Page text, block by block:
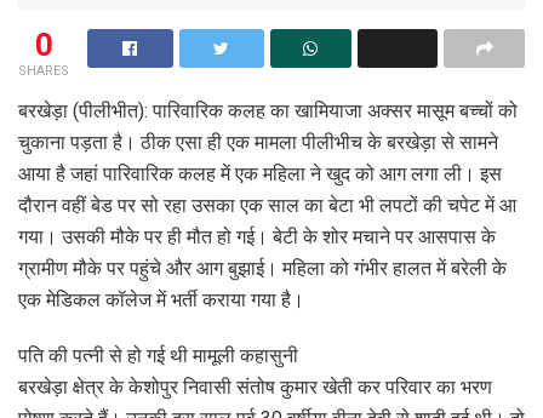
0
SHARES
बरखेड़ा (पीलीभीत): पारिवारिक कलह का खामियाजा अक्सर मासूम बच्चों को
चुकाना पड़ता है। ठीक एसा ही एक मामला पीलीभीच के बरखेड़ा से सामने
आया है जहां पारिवारिक कलह में एक महिला ने खुद को आग लगा ली। इस
दौरान वहीं बेड पर सो रहा उसका एक साल का बेटा भी लपटों की चपेट में आ
गया। उसकी मौके पर ही मौत हो गई। बेटी के शोर मचाने पर आसपास के
ग्रामीण मौके पर पहुंचे और आग बुझाई। महिला को गंभीर हालत में बरेली के
एक मेडिकल कॉलेज में भर्ती कराया गया है।
पति की पत्नी से हो गई थी मामूली कहासुनी
बरखेड़ा क्षेत्र के केशोपुर निवासी संतोष कुमार खेती कर परिवार का भरण